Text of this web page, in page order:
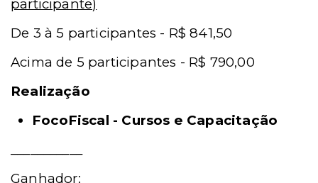
participante)
De 3 à 5 participantes - R$ 841,50
Acima de 5 participantes - R$ 790,00
Realização
FocoFiscal - Cursos e Capacitação
Ganhador: